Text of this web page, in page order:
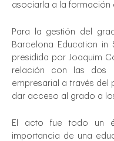
asociarla a la formación
Para la gestión del
Barcelona Education in
presidida por Joaquim
relación con las dos
empresarial a través del
dar acceso al grado a
El acto fue todo un
importancia de una